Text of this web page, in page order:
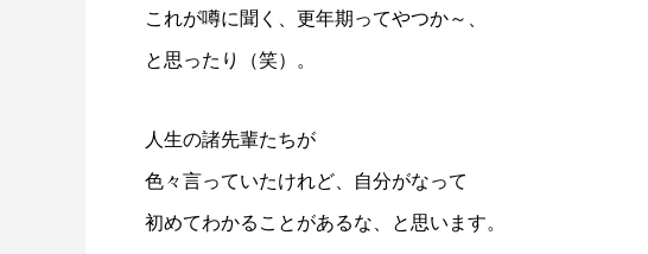
これが噂に聞く、更年期ってやつか～、
と思ったり（笑）。
人生の諸先輩たちが
色々言っていたけれど、自分がなって
初めてわかることがあるな、と思います。